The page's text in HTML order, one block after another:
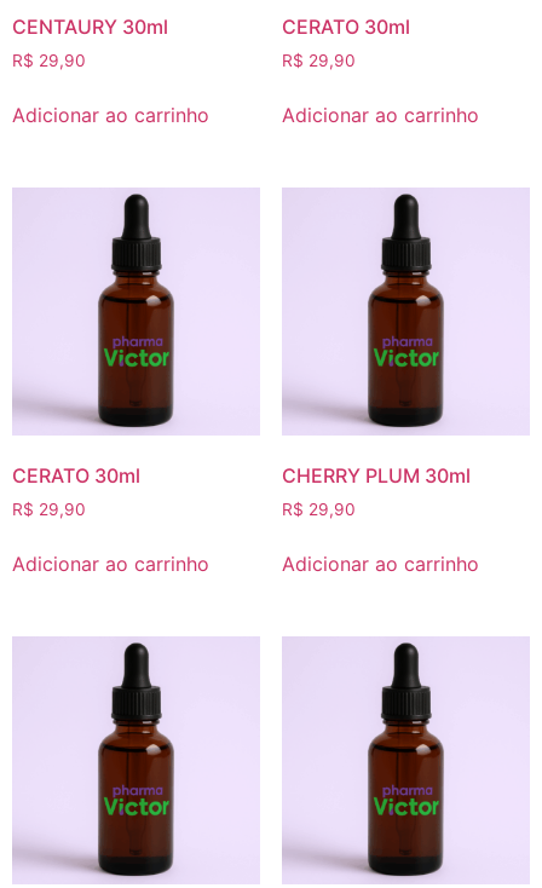
CENTAURY 30ml
R$ 29,90
Adicionar ao carrinho
CERATO 30ml
R$ 29,90
Adicionar ao carrinho
CERATO 30ml
R$ 29,90
Adicionar ao carrinho
CHERRY PLUM 30ml
R$ 29,90
Adicionar ao carrinho